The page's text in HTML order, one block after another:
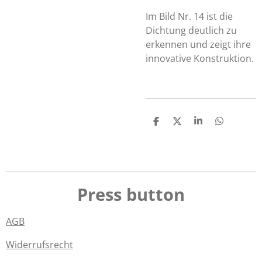
Im Bild Nr. 14 ist die
Dichtung deutlich zu
erkennen und zeigt ihre
innovative Konstruktion.
T
n
T
n
T
n
T
n
Press button
AGB
Widerrufsrecht